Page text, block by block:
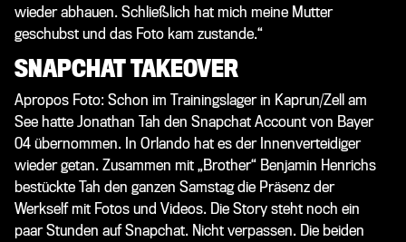
wieder abhauen. Schließlich hat mich meine Mutter
geschubst und das Foto kam zustande.“
SNAPCHAT TAKEOVER
Apropos Foto: Schon im Trainingslager in Kaprun/Zell am
See hatte Jonathan Tah den Snapchat Account von Bayer
04 übernommen. In Orlando hat es der Innenverteidiger
wieder getan. Zusammen mit „Brother“ Benjamin Henrichs
bestückte Tah den ganzen Samstag die Präsenz der
Werkself mit Fotos und Videos. Die Story steht noch ein
paar Stunden auf Snapchat. Nicht verpassen. Die beiden